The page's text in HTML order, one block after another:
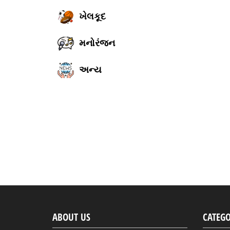
ખેલકૂદ
મનોરંજન
અન્ય
ABOUT US